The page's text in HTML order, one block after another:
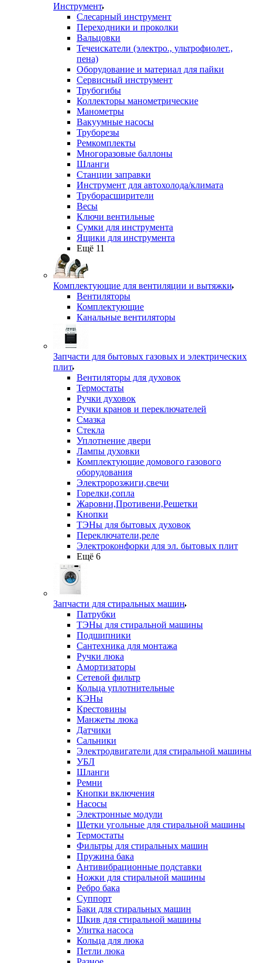
Инструмент
Слесарный инструмент
Переходники и проколки
Вальцовки
Течеискатели (электро., ультрофиолет.,
пена)
Оборудование и материал для пайки
Сервисный инструмент
Трубогибы
Коллекторы манометрические
Манометры
Вакуумные насосы
Труборезы
Ремкомплекты
Многоразовые баллоны
Шланги
Станции заправки
Инструмент для автохолода/климата
Труборасширители
Весы
Ключи вентильные
Сумки для инструмента
Ящики для инструмента
Ещё 11
Комплектующие для вентиляции и вытяжки
Вентиляторы
Комплектующие
Канальные вентиляторы
Запчасти для бытовых газовых и электрических
плит
Вентиляторы для духовок
Термостаты
Ручки духовок
Ручки кранов и переключателей
Смазка
Стекла
Уплотнение двери
Лампы духовки
Комплектующие домового газового
оборудования
Электророзжиги,свечи
Горелки,сопла
Жаровни,Противени,Решетки
Кнопки
ТЭНы для бытовых духовок
Переключатели,реле
Электроконфорки для эл. бытовых плит
Ещё 6
Запчасти для стиральных машин
Патрубки
ТЭНы для стиральной машины
Подшипники
Сантехника для монтажа
Ручки люка
Амортизаторы
Сетевой фильтр
Кольца уплотнительные
КЭНы
Крестовины
Манжеты люка
Датчики
Сальники
Электродвигатели для стиральной машины
УБЛ
Шланги
Ремни
Кнопки включения
Насосы
Электронные модули
Щетки угольные для стиральной машины
Термостаты
Фильтры для стиральных машин
Пружина бака
Антивибрационные подставки
Ножки для стиральной машины
Ребро бака
Суппорт
Баки для стиральных машин
Шкив для стиральной машины
Улитка насоса
Кольца для люка
Петли люка